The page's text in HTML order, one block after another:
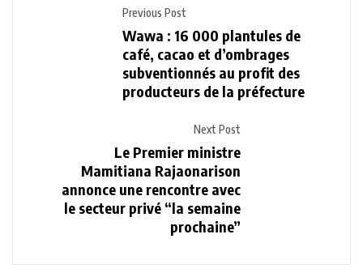
Previous Post
Wawa : 16 000 plantules de
café, cacao et d’ombrages
subventionnés au profit des
producteurs de la préfecture
Next Post
Le Premier ministre
Mamitiana Rajaonarison
annonce une rencontre avec
le secteur privé “la semaine
prochaine”